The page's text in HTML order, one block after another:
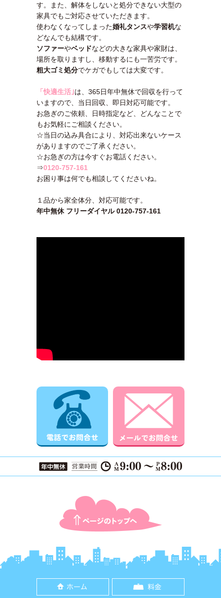
す。また、解体をしないと処分できない大型の
家具でもご対応させていただきます。
使わなくなってしまった婚礼タンスや学習机な
どなんでも結構です。
ソファーやベッドなどの大きな家具や家財は、
場所を取りますし、移動するにも一苦労です。
粗大ゴミ処分でケガでもしては大変です。
「快適生活｣は、365日年中無休で回収を行って
いますので、当日回収、即日対応可能です。
お急ぎのご依頼、日時指定など、どんなことで
もお気軽にご相談ください。
☆当日の込み具合により、対応出来ないケース
がありますのでご了承ください。
☆お急ぎの方は今すぐお電話ください。
⇒0120-757-161
お困り事は何でも相談してくださいね。
１品から家全体分、対応可能です。
年中無休 フリーダイヤル 0120-757-161
電話でお問合せ